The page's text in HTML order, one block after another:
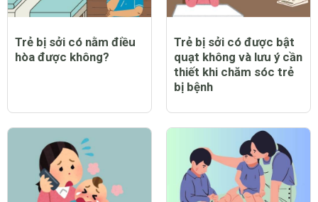
Trẻ bị sởi có nằm điều
hòa được không?
Trẻ bị sởi có được bật
quạt không và lưu ý cần
thiết khi chăm sóc trẻ
bị bệnh